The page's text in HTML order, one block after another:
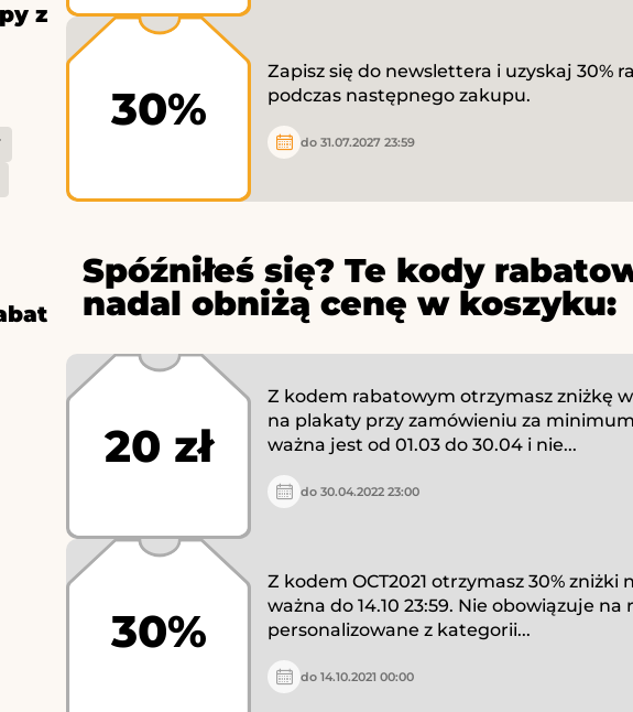
z
30%
Zapisz się do newslettera i uzyskaj 30%
podczas następnego zakupu.
do 31.07.2027 23:59
Spóźniłeś się? Te kody
nadal obniżą cenę w koszyku:
20 zł
Z kodem rabatowym otrzymasz zniżkę w
na plakaty przy zamówieniu za minimum
ważna jest od 01.03 do 30.04 i nie...
do 30.04.2022 23:00
30%
Z kodem OCT2021 otrzymasz 30% zniżki
ważna do 14.10 23:59. Nie obowiązuje
personalizowane z kategorii...
do 14.10.2021 00:00